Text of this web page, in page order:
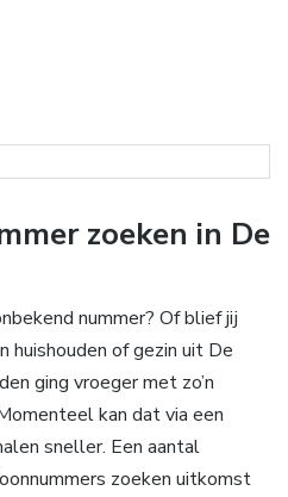
zoeken in De
nummer? Of blief jij
huishouden of gezin uit De
ging vroeger met zo’n
kan dat via een
sneller. Een aantal
zoeken uitkomst